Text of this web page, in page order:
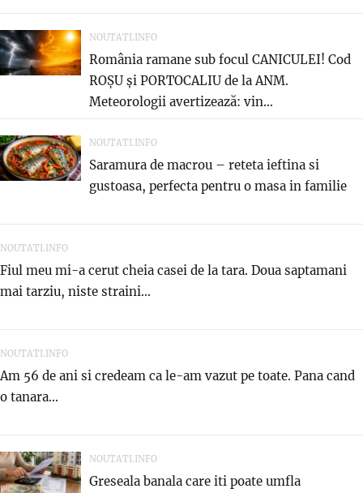
NOUTATI.INFO
România ramane sub focul CANICULEI! Cod
ROȘU și PORTOCALIU de la ANM.
Meteorologii avertizează: vin...
NOUTATI.INFO
Saramura de macrou – reteta ieftina si
gustoasa, perfecta pentru o masa in familie
NOUTATI.INFO
Fiul meu mi-a cerut cheia casei de la tara. Doua saptamani
mai tarziu, niste straini...
NOUTATI.INFO
Am 56 de ani si credeam ca le-am vazut pe toate. Pana cand
o tanara...
NOUTATI.INFO
Greseala banala care iti poate umfla